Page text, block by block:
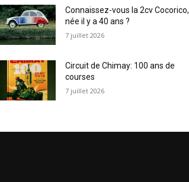
Connaissez-vous la 2cv Cocorico,
née il y a 40 ans ?
7 juillet 2026
Circuit de Chimay: 100 ans de
courses
7 juillet 2026